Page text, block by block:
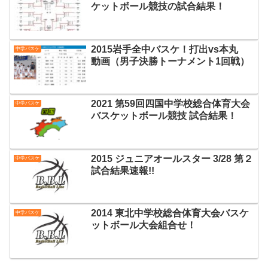
ケットボール競技の試合結果！
中学バスケ
2015岩手全中バスケ！打出vs本丸
動画（男子決勝トーナメント1回戦）
中学バスケ
2021 第59回四国中学校総合体育大会
バスケットボール競技 試合結果！
中学バスケ
2015 ジュニアオールスター 3/28 第２
試合結果速報!!
中学バスケ
2014 東北中学校総合体育大会バスケ
ットボール大会組合せ！